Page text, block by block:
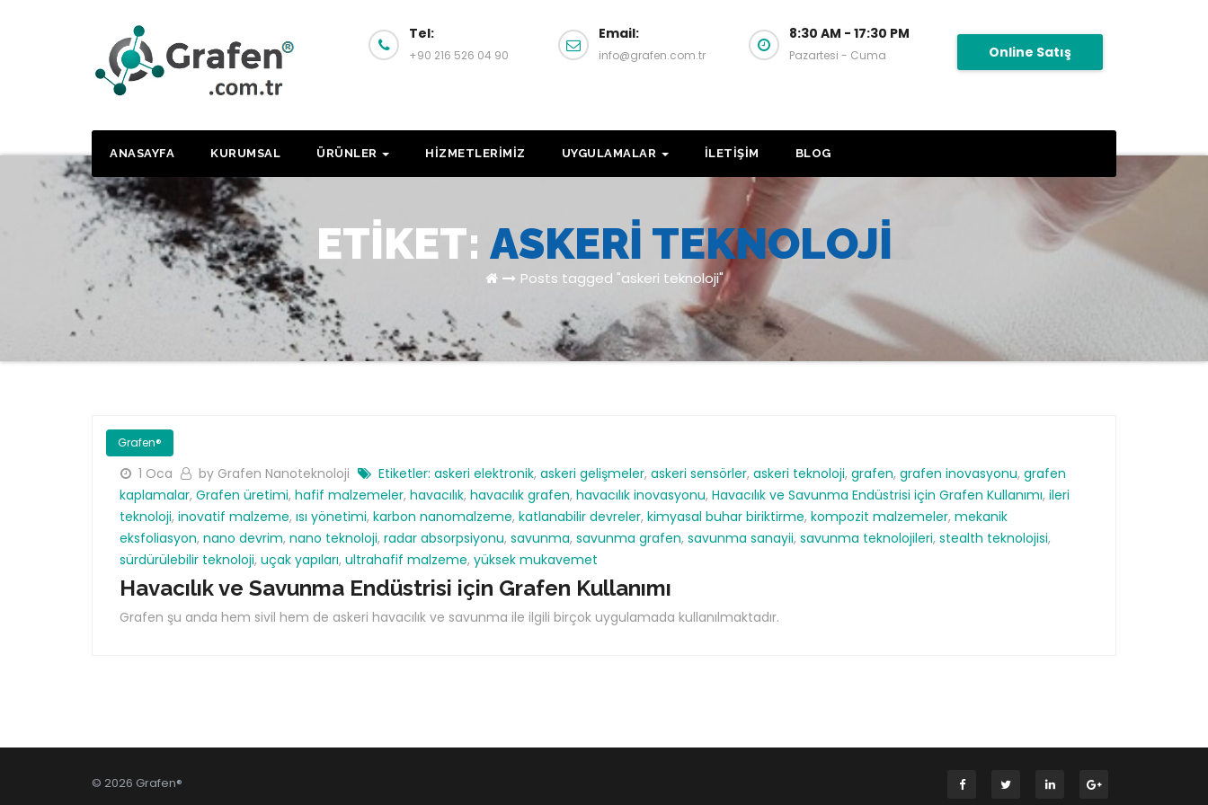
Tel:
+90 216 526 04 90
Email:
info@grafen.com.tr
8:30 AM - 17:30 PM
Pazartesi - Cuma Online Satış
ANASAYFA KURUMSAL ÜRÜNLER HİZMETLERİMİZ UYGULAMALAR İLETİŞİM BLOG
ETIKET: ASKERI TEKNOLOJI
Posts tagged "askeri teknoloji"
Grafen®
1 Oca by Grafen Nanoteknoloji Etiketler: askeri elektronik, askeri gelişmeler, askeri sensörler, askeri teknoloji, grafen, grafen inovasyonu, grafen
kaplamalar, Grafen üretimi, hafif malzemeler, havacılık, havacılık grafen, havacılık inovasyonu, Havacılık ve Savunma Endüstrisi için Grafen Kullanımı, ileri
teknoloji, inovatif malzeme, ısı yönetimi, karbon nanomalzeme, katlanabilir devreler, kimyasal buhar biriktirme, kompozit malzemeler, mekanik
eksfoliasyon, nano devrim, nano teknoloji, radar absorpsiyonu, savunma, savunma grafen, savunma sanayii, savunma teknolojileri, stealth teknolojisi,
sürdürülebilir teknoloji, uçak yapıları, ultrahafif malzeme, yüksek mukavemet
Havacılık ve Savunma Endüstrisi için Grafen Kullanımı
Grafen şu anda hem sivil hem de askeri havacılık ve savunma ile ilgili birçok uygulamada kullanılmaktadır.
© 2026 Grafen®